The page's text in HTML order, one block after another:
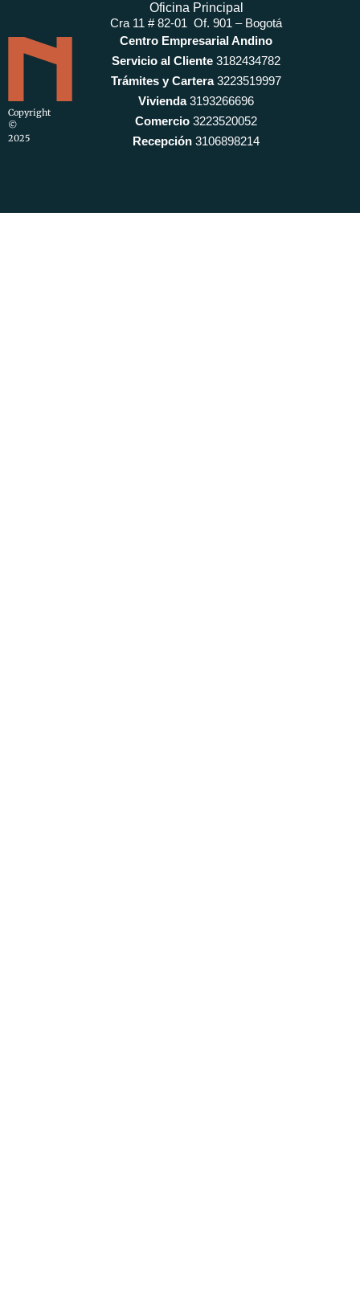
Copyright
©
2025
Oficina Principal
Cra 11 # 82-01 Of. 901 – Bogotá
Centro Empresarial Andino
Servicio al Cliente 3182434782
Trámites y Cartera3223519997
Vivienda3193266696
Comercio 3223520052
Recepción 3106898214